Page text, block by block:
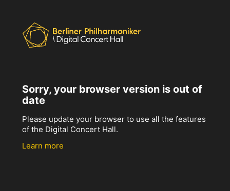
Sorry, your browser version is out of
date
Please update your browser to use all the features
of the Digital Concert Hall.
Learn more